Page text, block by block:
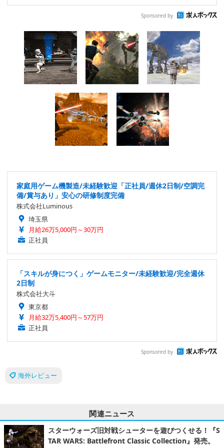
Sponsored by
家庭用ゲーム機製造/未経験歓迎「正社員/週休2日制/空調完
備/賞与あり」安心の研修制度完備
株式会社Luminous
埼玉県
月給26万5,000円～30万円
正社員
「スキルが身につく」ゲームモニター/未経験歓迎/完全週休
2日制
株式会社大斗
東京都
月給32万5,400円～57万円
正社員
Sponsored by
海外レビュー
関連ニュース
スターウォーズ旧対戦シューターを遊びつくせる！『S
TAR WARS: Battlefront Classic Collection』発売。